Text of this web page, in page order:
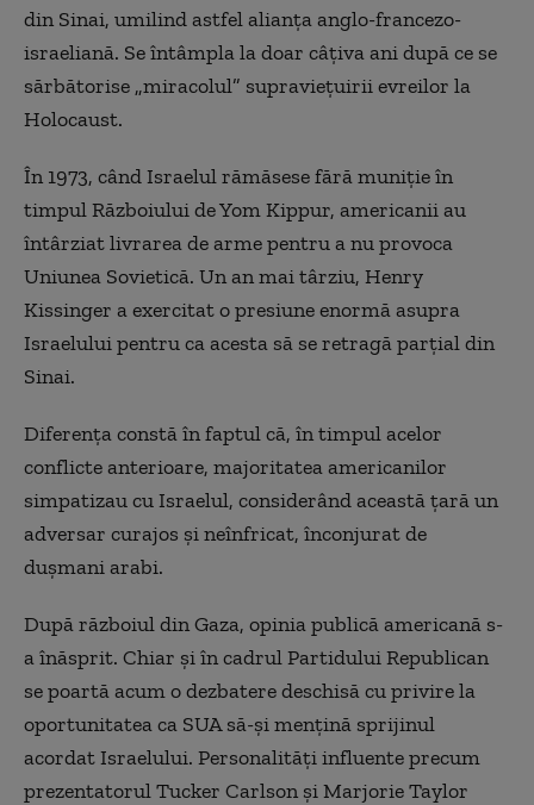
din Sinai, umilind astfel alianța anglo-francezo-
israeliană. Se întâmpla la doar câțiva ani după ce se
sărbătorise „miracolul” supraviețuirii evreilor la
Holocaust.
În 1973, când Israelul rămăsese fără muniție în
timpul Războiului de Yom Kippur, americanii au
întârziat livrarea de arme pentru a nu provoca
Uniunea Sovietică. Un an mai târziu, Henry
Kissinger a exercitat o presiune enormă asupra
Israelului pentru ca acesta să se retragă parțial din
Sinai.
Diferența constă în faptul că, în timpul acelor
conflicte anterioare, majoritatea americanilor
simpatizau cu Israelul, considerând această țară un
adversar curajos și neînfricat, înconjurat de
dușmani arabi.
După războiul din Gaza, opinia publică americană s-
a înăsprit. Chiar și în cadrul Partidului Republican
se poartă acum o dezbatere deschisă cu privire la
oportunitatea ca SUA să-și mențină sprijinul
acordat Israelului. Personalități influente precum
prezentatorul Tucker Carlson și Marjorie Taylor